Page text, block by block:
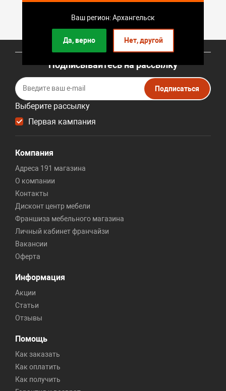
Ваш регион: Архангельск
Да, верно Нет, другой
Подписывайтесь на рассылку
Выберите рассылку
Первая кампания
Подписаться
Компания
Адреса 191 магазина
О компании
Контакты
Дисконт центр мебели
Франшиза мебельного магазина
Личный кабинет франчайзи
Вакансии
Оферта
Информация
Акции
Статьи
Отзывы
Помощь
Как заказать
Как оплатить
Как получить